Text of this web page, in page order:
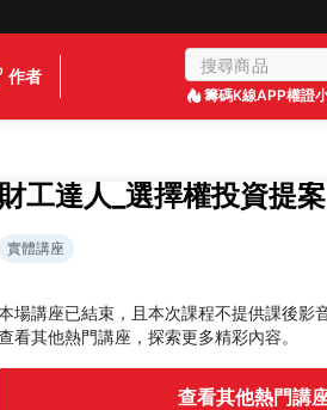
作者
籌碼K線APP權證
財工達人_選擇權投資提
實體講座
場講座已結束，且本次課程不提供課後影
看其他熱門講座，探索更多精彩內容。
查看其他熱門講